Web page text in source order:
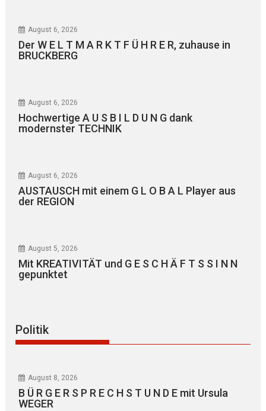
August 6, 2026
Der W E L T M A R K T F Ü H R E R, zuhause in
BRUCKBERG
August 6, 2026
Hochwertige A U S B I L D U N G dank
modernster TECHNIK
August 6, 2026
AUSTAUSCH mit einem G L O B A L Player aus
der REGION
August 5, 2026
Mit KREATIVITÄT und G E S C H Ä F T S S I N N
gepunktet
Politik
August 8, 2026
B Ü R G E R S P R E C H S T U N D E mit Ursula
WEGER